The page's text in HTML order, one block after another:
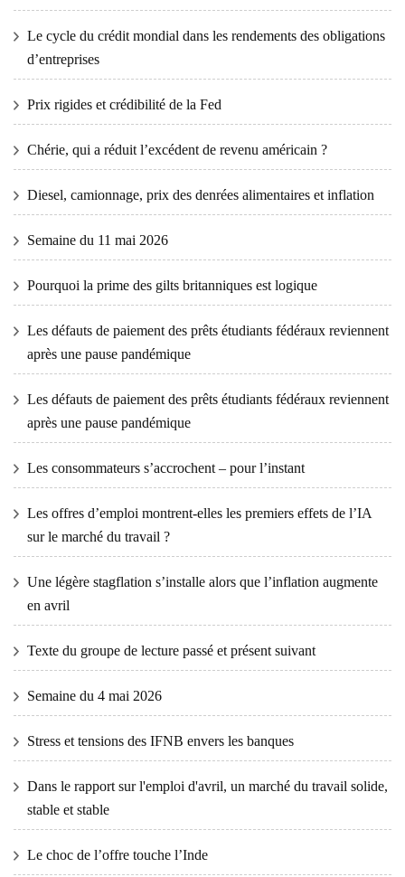
Le cycle du crédit mondial dans les rendements des obligations
d’entreprises
Prix ​​​​rigides et crédibilité de la Fed
Chérie, qui a réduit l’excédent de revenu américain ?
Diesel, camionnage, prix des denrées alimentaires et inflation
Semaine du 11 mai 2026
Pourquoi la prime des gilts britanniques est logique
Les défauts de paiement des prêts étudiants fédéraux reviennent
après une pause pandémique
Les défauts de paiement des prêts étudiants fédéraux reviennent
après une pause pandémique
Les consommateurs s’accrochent – ​​pour l’instant
Les offres d’emploi montrent-elles les premiers effets de l’IA
sur le marché du travail ?
Une légère stagflation s’installe alors que l’inflation augmente
en avril
Texte du groupe de lecture passé et présent suivant
Semaine du 4 mai 2026
Stress et tensions des IFNB envers les banques
Dans le rapport sur l'emploi d'avril, un marché du travail solide,
stable et stable
Le choc de l’offre touche l’Inde